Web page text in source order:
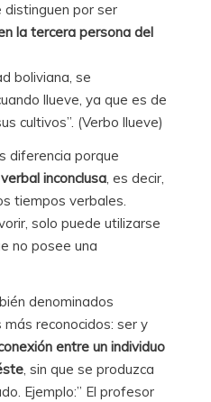
distinguen por ser
la tercera persona del
boliviana, se
llueve, ya que es de
cultivos”. (Verbo llueve)
diferencia porque
inconclusa, es decir,
tiempos verbales.
solo puede utilizarse
no posee una
denominados
reconocidos: ser y
entre un individuo
, sin que se produzca
Ejemplo:” El profesor